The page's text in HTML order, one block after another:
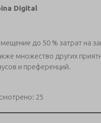
Digital
до 50 % затрат на
множество других
и преференций.
25